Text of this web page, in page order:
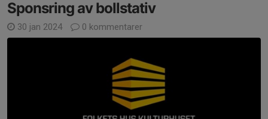
Sponsring av bollstativ
30 jan 2024 0 kommentarer